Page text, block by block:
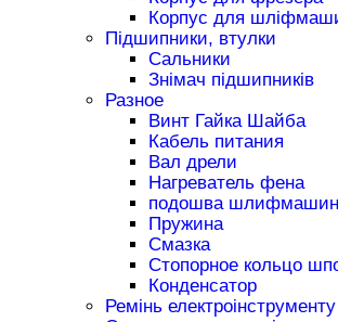
Корпус для
Підшипники, втулки
Сальники
Знімач підшипників
Разное
Винт Гайка Шайба
Кабель питания
Вал дрели
Нагреватель фена
подошва
Пружина
Смазка
Стопорное кольцо
Конденсатор
Ремінь електроінструменту